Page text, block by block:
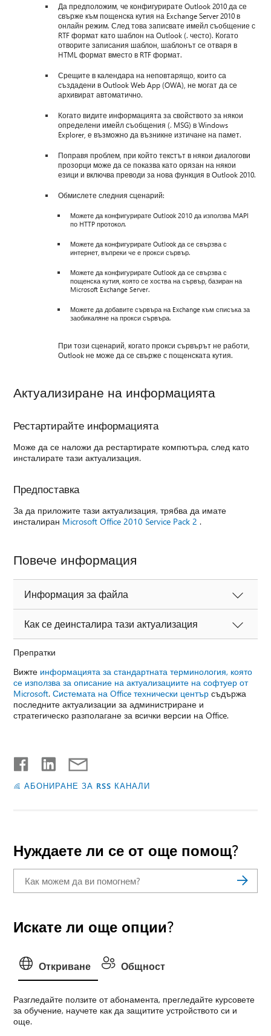
Да предположим, че конфигурирате Outlook 2010 да се
свърже към пощенска кутия на Exchange Server 2010 в
онлайн режим. След това записвате имейл съобщение с
RTF формат като шаблон на Outlook (. често). Когато
отворите записания шаблон, шаблонът се отваря в
HTML формат вместо в RTF формат.
Срещите в календара на неповтарящо, които са
създадени в Outlook Web App (OWA), не могат да се
архивират автоматично.
Когато видите информацията за свойството за някои
определени имейл съобщения (. MSG) в Windows
Explorer, е възможно да възникне изтичане на памет.
Поправя проблем, при който текстът в някои диалогови
прозорци може да се показва като орязан на някои
езици и включва преводи за нова функция в Outlook 2010.
Обмислете следния сценарий:
Можете да конфигурирате Outlook 2010 да използва MAPI
по HTTP протокол.
Можете да конфигурирате Outlook да се свързва с
интернет, въпреки че е прокси сървър.
Можете да конфигурирате Outlook да се свързва с
пощенска кутия, която се хоства на сървър, базиран на
Microsoft Exchange Server.
Можете да добавите сървъра на Exchange към списъка за
заобикаляне на прокси сървъра.
При този сценарий, когато прокси сървърът не работи,
Outlook не може да се свърже с пощенската кутия.
Актуализиране на информацията
Рестартирайте информацията
Може да се наложи да рестартирате компютъра, след като
инсталирате тази актуализация.
Предпоставка
За да приложите тази актуализация, трябва да имате
инсталиран Microsoft Office 2010 Service Pack 2 .
Повече информация
Информация за файла
Как се деинсталира тази актуализация
Препратки
Вижте информацията за стандартната терминология, която
се използва за описание на актуализациите на софтуер от
Microsoft.Системата на Office технически център съдържа
последните актуализации за администриране и
стратегическо разполагане за всички версии на Office.
АБОНИРАНЕ ЗА RSS КАНАЛИ
Нуждаете ли се от още помощ?
Искате ли още опции?
Откриване Общност
Разгледайте ползите от абонамента, прегледайте курсовете
за обучение, научете как да защитите устройството си и
още.